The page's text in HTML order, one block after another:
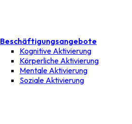
Beschäftigungsangebote
Kognitive Aktivierung
Körperliche Aktivierung
Mentale Aktivierung
Soziale Aktivierung